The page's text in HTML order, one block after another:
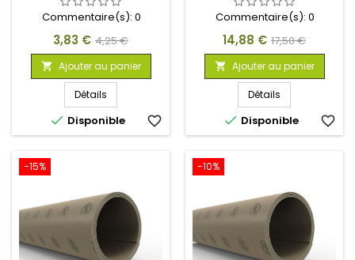
Commentaire(s): 0
Prix
3,83 € Prix
de
base
4,25 €
 Ajouter au panier
Détails
 Disponible favorite_border
200X300MM
Commentaire(s): 0
Prix
14,88 € Prix
de
base
17,50 €
 Ajouter au panier
Détails
 Disponible favorite_border
-15% -10%